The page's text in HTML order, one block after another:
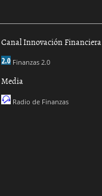
Canal Innovación Financiera
Finanzas 2.0
Media
Radio de Finanzas